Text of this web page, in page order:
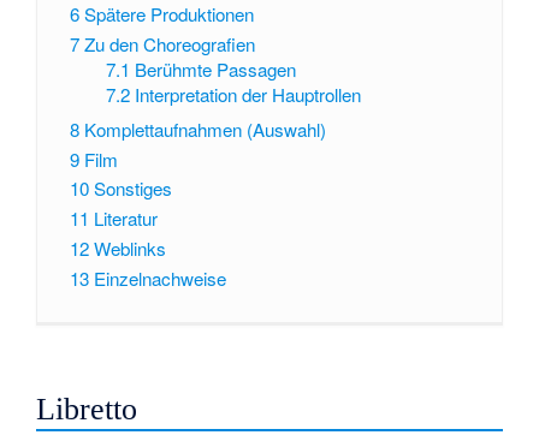
6Spätere Produktionen
7Zu den Choreografien
7.1 Berühmte Passagen
7.2 Interpretation der Hauptrollen
8 Komplettaufnahmen (Auswahl)
9 Film
10Sonstiges
11 Literatur
12Weblinks
13 Einzelnachweise
Libretto